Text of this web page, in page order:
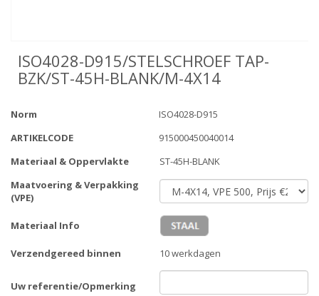
ISO4028-D915/STELSCHROEF TAP-
BZK/ST-45H-BLANK/M-4X14
Norm
ISO4028-D915
ARTIKELCODE
915000450040014
Materiaal & Oppervlakte
ST-45H-BLANK
Maatvoering & Verpakking
(VPE)
Materiaal Info
Verzendgereed binnen 10 werkdagen
Uw referentie/Opmerking